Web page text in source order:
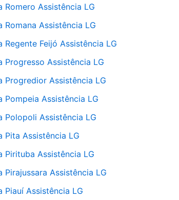
Romero Assistência LG
Romana Assistência LG
Regente Feijó Assistência LG
Progresso Assistência LG
Progredior Assistência LG
Pompeia Assistência LG
Polopoli Assistência LG
Pita Assistência LG
Pirituba Assistência LG
Pirajussara Assistência LG
Piauí Assistência LG